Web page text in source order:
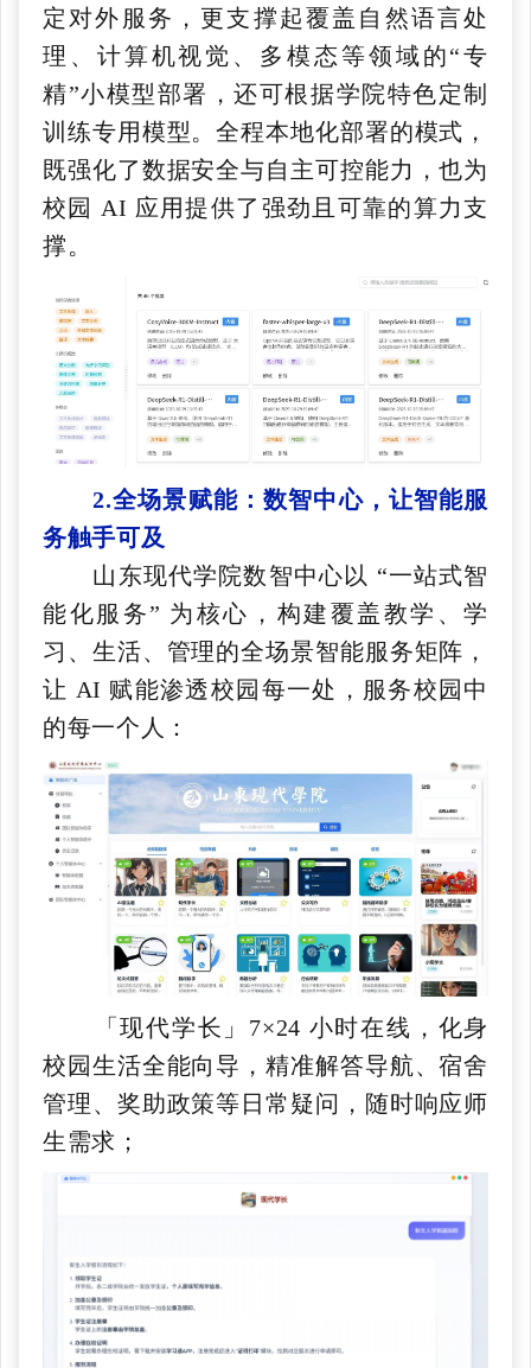
定对外服务，更支撑起覆盖自然语言处
理、计算机视觉、多模态等领域的“专
精”小模型部署，还可根据学院特色定制
训练专用模型。全程本地化部署的模式，
既强化了数据安全与自主可控能力，也为
校园 AI 应用提供了强劲且可靠的算力支
撑。
2.全场景赋能：数智中心，让智能服
务触手可及
山东现代学院数智中心以 “一站式智
能化服务” 为核心，构建覆盖教学、学
习、生活、管理的全场景智能服务矩阵，
让 AI 赋能渗透校园每一处，服务校园中
的每一个人：
「现代学长」7×24 小时在线，化身
校园生活全能向导，精准解答导航、宿舍
管理、奖助政策等日常疑问，随时响应师
生需求；